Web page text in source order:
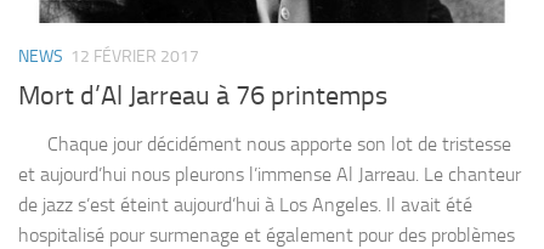
NEWS 12 FÉVRIER 2017
Mort d’Al Jarreau à 76 printemps
Chaque jour décidément nous apporte son lot de tristesse
et aujourd’hui nous pleurons l’immense Al Jarreau. Le chanteur
de jazz s’est éteint aujourd’hui à Los Angeles. Il avait été
hospitalisé pour surmenage et également pour des problèmes